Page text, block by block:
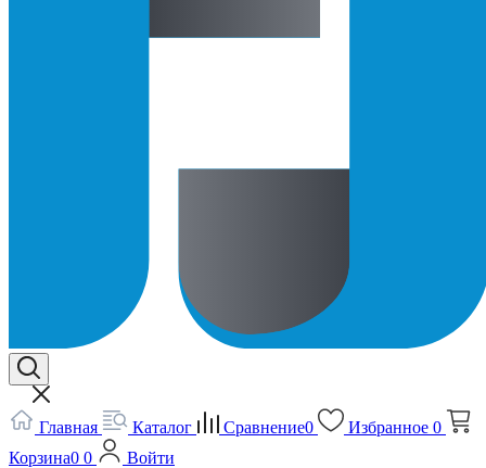
Главная Каталог Сравнение0 Избранное 0
Корзина0 0
Войти